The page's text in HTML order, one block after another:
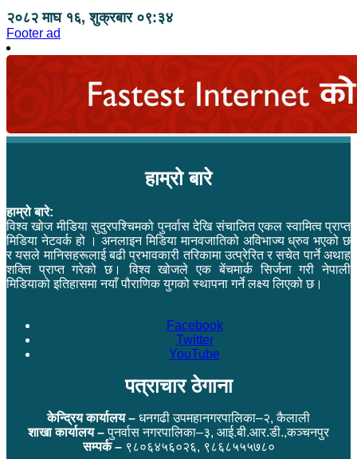
२०८२ माघ १६, शुक्रबार ०९:३४
Footer ad
हाम्रो बारे
हाम्रो बारे:
विश्व खोज मीडिया सुदुरपश्चिमको पुनर्वास देखि संचालित एकल स्वामित्व प्राप्त
मिडिया नेटवर्क हो । अनलाइन मिडिया मानवजातिको अविभाज्य ध्रुव भएको छ
र यसले मानिसहरूलाई बढी प्रभावकारी तरिकामा उत्प्रेरित र सचेत पार्ने अथाह
शक्ति प्राप्त गरेको छ। विश्व खोजले एक बेंचमार्क सिर्जना गरी नेपाली
मिडियाको इतिहासमा नयाँ पौराणिक युगको स्थापना गर्ने लक्ष्य लिएको छ।
Facebook
Twitter
YouTube
पत्राचार ठेगाना
केन्द्रिय कार्यालय – धनगढी उपमहानगरपालिका–२, कैलाली
शाखा कार्यालय –पुनर्वास नगरपालिका–३, आई.बी.आर.डी.,कञ्चनपुर
सम्पर्क –९८०६४५६०२६, ९८६८५५५७८०